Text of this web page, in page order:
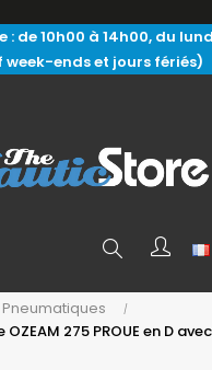
: de 10h00 à 14h00, du
week-ends et jours fériés)
Search
here...
275 PROUE en D